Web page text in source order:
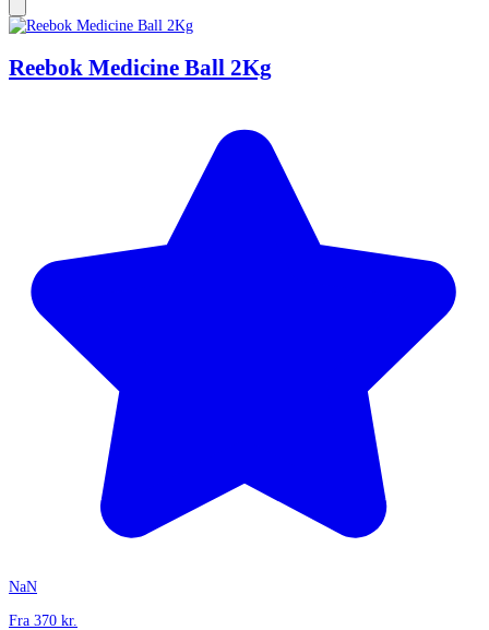
Reebok Medicine Ball 2Kg
NaN
Fra 370 kr.